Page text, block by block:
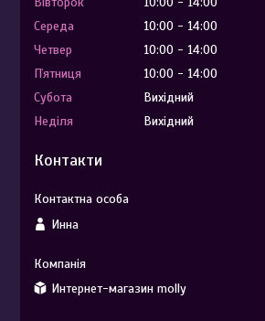
Середа
10:00
14:00
Четвер
10:00
14:00
Пʼятниця
10:00
14:00
Субота
Вихідний
Неділя
Вихідний
Контакти
Инна
Интернет-магазин molly